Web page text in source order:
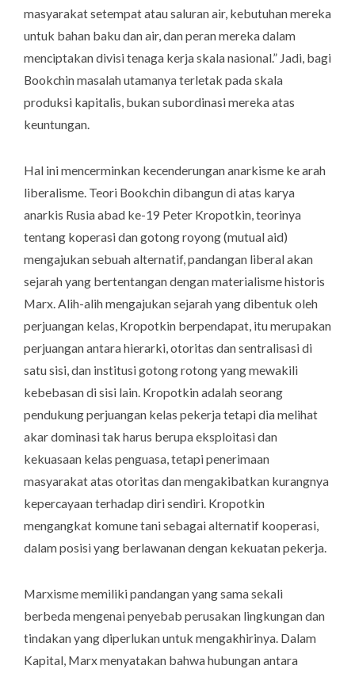
masyarakat setempat atau saluran air, kebutuhan mereka
untuk bahan baku dan air, dan peran mereka dalam
menciptakan divisi tenaga kerja skala nasional.” Jadi, bagi
Bookchin masalah utamanya terletak pada skala
produksi kapitalis, bukan subordinasi mereka atas
keuntungan.
Hal ini mencerminkan kecenderungan anarkisme ke arah
liberalisme. Teori Bookchin dibangun di atas karya
anarkis Rusia abad ke-19 Peter Kropotkin, teorinya
tentang koperasi dan gotong royong (mutual aid)
mengajukan sebuah alternatif, pandangan liberal akan
sejarah yang bertentangan dengan materialisme historis
Marx. Alih-alih mengajukan sejarah yang dibentuk oleh
perjuangan kelas, Kropotkin berpendapat, itu merupakan
perjuangan antara hierarki, otoritas dan sentralisasi di
satu sisi, dan institusi gotong rotong yang mewakili
kebebasan di sisi lain. Kropotkin adalah seorang
pendukung perjuangan kelas pekerja tetapi dia melihat
akar dominasi tak harus berupa eksploitasi dan
kekuasaan kelas penguasa, tetapi penerimaan
masyarakat atas otoritas dan mengakibatkan kurangnya
kepercayaan terhadap diri sendiri. Kropotkin
mengangkat komune tani sebagai alternatif kooperasi,
dalam posisi yang berlawanan dengan kekuatan pekerja.
Marxisme memiliki pandangan yang sama sekali
berbeda mengenai penyebab perusakan lingkungan dan
tindakan yang diperlukan untuk mengakhirinya. Dalam
Kapital, Marx menyatakan bahwa hubungan antara